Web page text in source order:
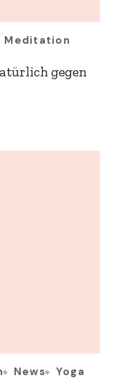
Meditation
gegen
News Yoga